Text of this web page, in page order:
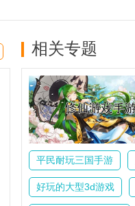
相关专题
平民耐玩三国手游
好玩的大型3d游戏